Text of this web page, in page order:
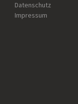
Datenschutz
Impressum